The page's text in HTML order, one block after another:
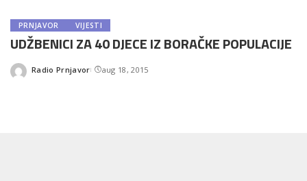
PRNJAVOR VIJESTI
UDŽBENICI ZA 40 DJECE IZ BORAČKE POPULACIJE
Posted
Radio Prnjavor aug 18, 2015